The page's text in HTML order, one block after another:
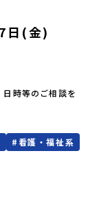
、
設定をお願いいた
しておりません
込はお一人様1回
い。申込後の内容
入力間違いにご
4名程度)で宿泊
個別の詳細なア
ます。対応が必
消や急遽参加でき
しはご遠慮下さ
局までご連絡く
取り消しの場
何をするの？」
配信です。2泊3
10日(水) 19：
解説、質疑応答紹
津町/岩手県八幡
間でぎゅっとお届
064069お気
「どんな体験が
なさんの素朴な
質問も可能です
さい。▼お申し込
グラムへの参加
日(金)
時等のご相談を
#看護・福祉系